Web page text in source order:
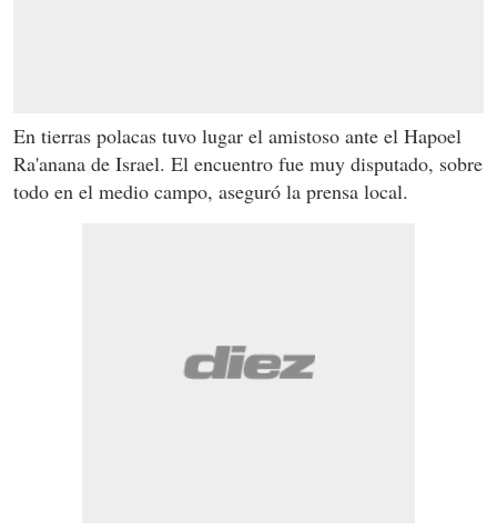
En tierras polacas tuvo lugar el amistoso ante el Hapoel
Ra'anana de Israel. El encuentro fue muy disputado, sobre
todo en el medio campo, aseguró la prensa local.